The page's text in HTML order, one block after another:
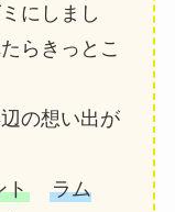
にしまし
らきっとこ
の想い出が
ト
ラム